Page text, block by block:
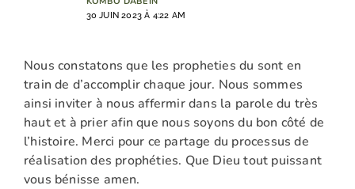
30 JUIN 2023 À 4:22 AM
Nous constatons que les propheties du sont en
train de d’accomplir chaque jour. Nous sommes
ainsi inviter à nous affermir dans la parole du très
haut et à prier afin que nous soyons du bon côté de
l’histoire. Merci pour ce partage du processus de
réalisation des prophéties. Que Dieu tout puissant
vous bénisse amen.